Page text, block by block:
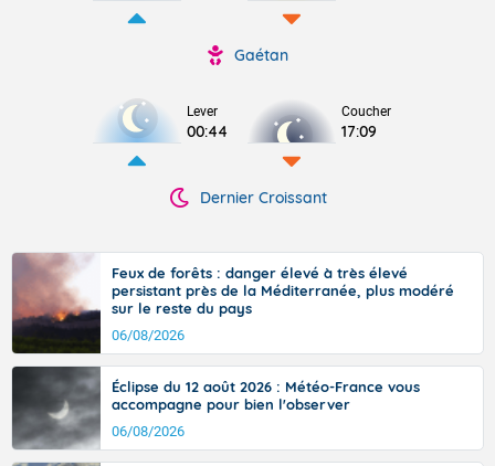
Gaétan
Lever
00:44
Coucher
17:09
Dernier Croissant
Feux de forêts : danger élevé à très élevé
persistant près de la Méditerranée, plus modéré
sur le reste du pays
06/08/2026
Éclipse du 12 août 2026 : Météo-France vous
accompagne pour bien l'observer
06/08/2026